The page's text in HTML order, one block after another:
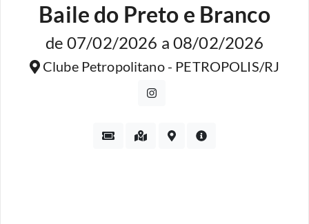
Baile do Preto e Branco
de 07/02/2026 a 08/02/2026
Clube Petropolitano - PETROPOLIS/RJ